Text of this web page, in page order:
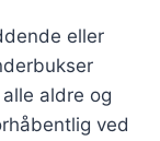
eller
aldre og
ved